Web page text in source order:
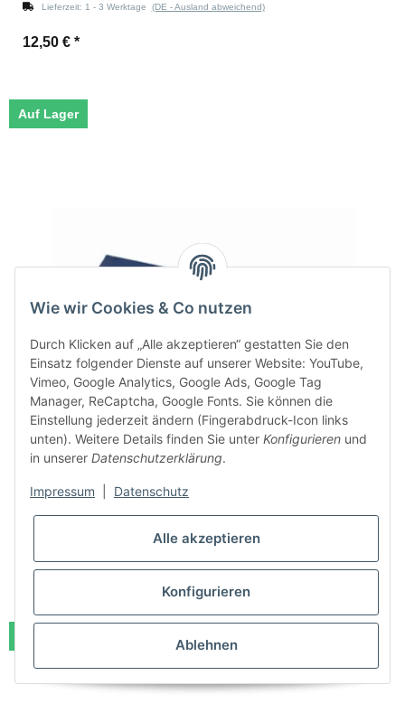
Lieferzeit: 1 - 3 Werktage (DE - Ausland abweichend)
12,50 € *
Auf Lager
allaway Fugen/Reinigungsdüse
Sofort bestellbar
11,50 €*
Wie wir Cookies & Co nutzen
Durch Klicken auf „Alle akzeptieren“ gestatten Sie den
Einsatz folgender Dienste auf unserer Website: YouTube,
Vimeo, Google Analytics, Google Ads, Google Tag
Manager, ReCaptcha, Google Fonts. Sie können die
Einstellung jederzeit ändern (Fingerabdruck-Icon links
unten). Weitere Details finden Sie unter Konfigurieren und
in unserer Datenschutzerklärung.
Impressum Datenschutz
Alle akzeptieren
Konfigurieren
Ablehnen